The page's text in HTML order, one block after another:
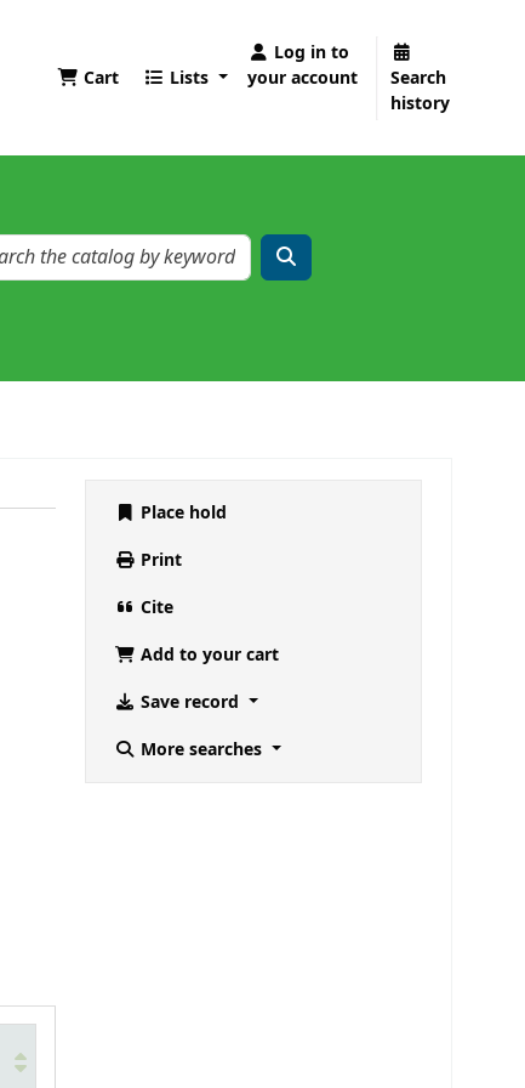
Cart Lists
Log in to
your account
Search
history
Place hold
Print
Cite
Add to your cart
Save record
More searches